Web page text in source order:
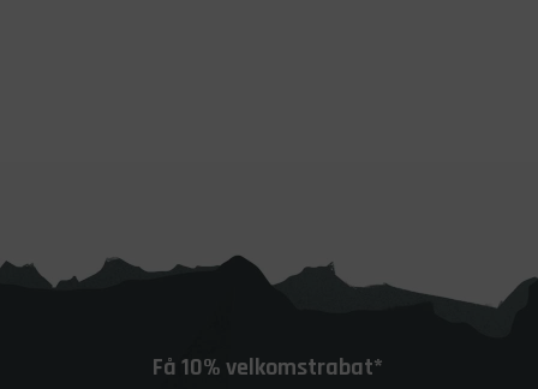
Få 10% velkomstrabat*